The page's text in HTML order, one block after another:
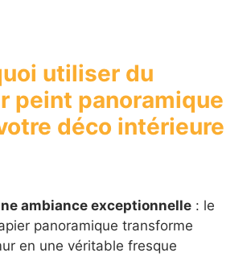
utiliser du
peint panoramique
déco intérieure
ambiance exceptionnelle : le
panoramique transforme
en une véritable fresque